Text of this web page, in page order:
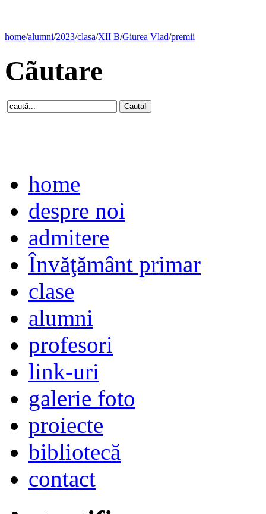
home/alumni/2023/clasa/XII B/Giurea Vlad/premii
Cãutare
home
despre noi
admitere
Învăţământ primar
clase
alumni
profesori
link-uri
galerie foto
proiecte
bibliotecă
contact